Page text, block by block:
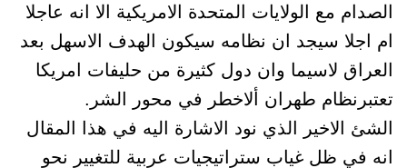
الصدام مع الولايات المتحدة الامريكية الا انه عاجلا
ام اجلا سيجد ان نظامه سيكون الهدف الاسهل بعد
العراق لاسيما وان دول كثيرة من حليفات امريكا
تعتبرنظام طهران ألاخطر في محور الشر.
الشئ الاخير الذي نود الاشارة اليه في هذا المقال
انه في ظل غياب ستراتيجيات عربية للتغيير نحو